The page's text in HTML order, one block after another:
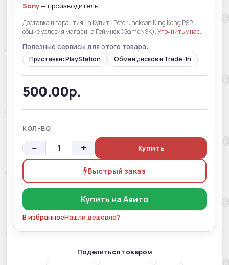
Sony— производитель
Доставка и гарантия на Купить Peter Jackson King Kong PSP —
общие условия магазина Геймнск (GameNSK).Уточнить у нас.
Полезные сервисы для этого товара:
Приставки: PlayStation Обмен дисков и Trade-In
500.00р.
КОЛ-ВО
− + Купить
Быстрый заказ
Купить на Авито
В избранноеНашли дешевле?
Поделиться товаром